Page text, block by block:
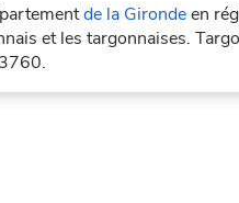
de la Girondeen
et les targonnaises.